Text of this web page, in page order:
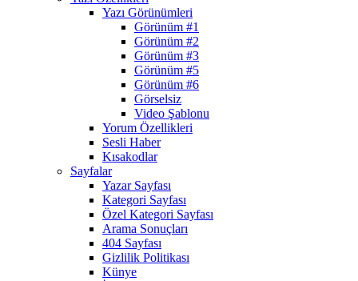
Yazı Görünümleri
Görünüm #1
Görünüm #2
Görünüm #3
Görünüm #5
Görünüm #6
Görselsiz
Video Şablonu
Yorum Özellikleri
Sesli Haber
Kısakodlar
Sayfalar
Yazar Sayfası
Kategori Sayfası
Özel Kategori Sayfası
Arama Sonuçları
404 Sayfası
Gizlilik Politikası
Künye